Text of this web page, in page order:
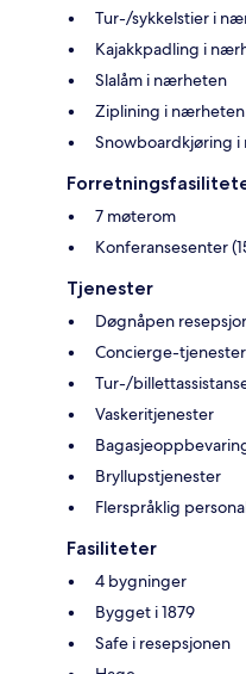
Tur-/sykkelstier i
Kajakkpadling i
Slalåm i nærheten
Ziplining i nærheten
Snowboardkjøring
7 møterom
Konferansesenter
Tjenester
Døgnåpen
Concierge-tjenester
Tur-/
Vaskeritjenester
Bryllupstjenester
Flerspråklig
Fasiliteter
4 bygninger
Bygget i 1879
Safe i resepsjonen